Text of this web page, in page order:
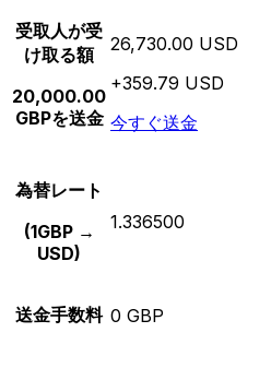
受取人が受
け取る額
20,000.00
GBPを送金
26,730.00 USD
+359.79 USD
今すぐ送金
為替レート
(1GBP →
USD)
1.336500
送金手数料 0 GBP